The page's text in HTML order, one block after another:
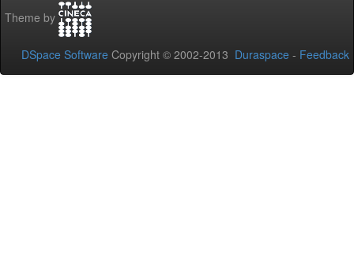
Theme by
DSpace Software Copyright © 2002-2013 Duraspace - Feedback